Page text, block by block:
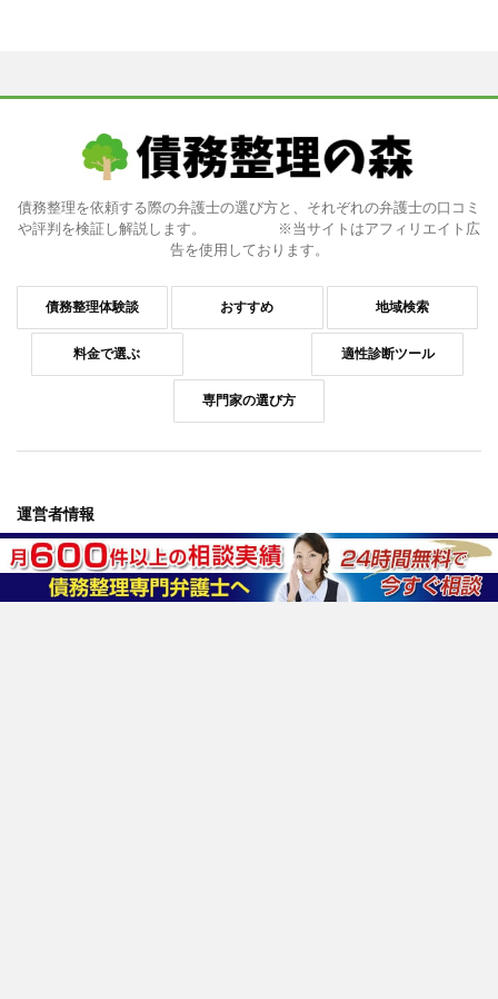
債務整理を依頼する際の弁護士の選び方と、それぞれの弁護士の口コミ
や評判を検証し解説します。 ※当サイトはアフィリエイト広
告を使用しております。
債務整理体験談 おすすめ 地域検索
料金で選ぶ 適性診断ツール
専門家の選び方
運営者情報
運営会社情報
お問い合わせ
プライバシーポリシー
コンプライアンスポリシー
情報セキュリティポリシー
反社会的勢力排除ポリシー